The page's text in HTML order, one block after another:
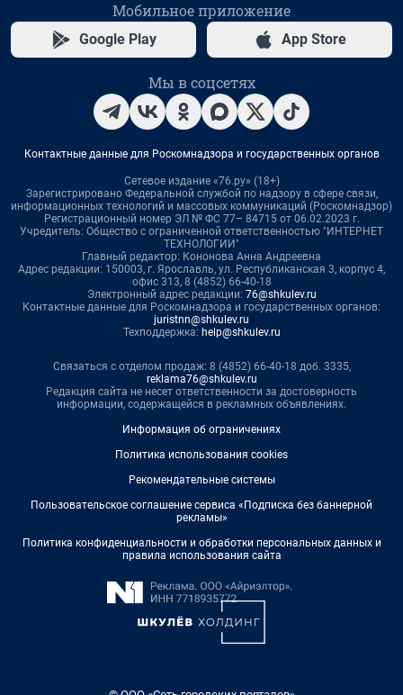
Мобильное приложение
Google Play App Store
Мы в соцсетях
Контактные данные для Роскомнадзора и государственных органов
Сетевое издание «76.ру» (18+)
Зарегистрировано Федеральной службой по надзору в сфере связи,
информационных технологий и массовых коммуникаций (Роскомнадзор)
Регистрационный номер ЭЛ № ФС 77– 84715 от 06.02.2023 г.
Учредитель: Общество с ограниченной ответственностью "ИНТЕРНЕТ
ТЕХНОЛОГИИ"
Главный редактор: Кононова Анна Андреевна
Адрес редакции: 150003, г. Ярославль, ул. Республиканская 3, корпус 4,
офис 313, 8 (4852) 66-40-18
Электронный адрес редакции: 76@shkulev.ru
Контактные данные для Роскомнадзора и государственных органов:
juristnn@shkulev.ru
Техподдержка: help@shkulev.ru
Связаться с отделом продаж: 8 (4852) 66-40-18 доб. 3335,
reklama76@shkulev.ru
Редакция сайта не несет ответственности за достоверность
информации, содержащейся в рекламных объявлениях.
Информация об ограничениях
Политика использования cookies
Рекомендательные системы
Пользовательское соглашение сервиса «Подписка без баннерной
рекламы»
Политика конфиденциальности и обработки персональных данных и
правила использования сайта